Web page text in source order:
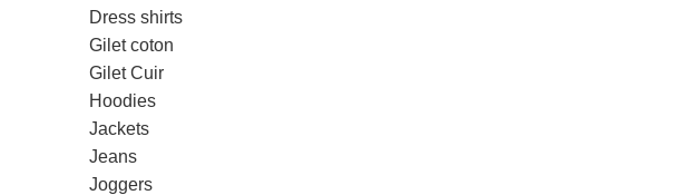
Dress shirts
Gilet coton
Gilet Cuir
Hoodies
Jackets
Jeans
Joggers